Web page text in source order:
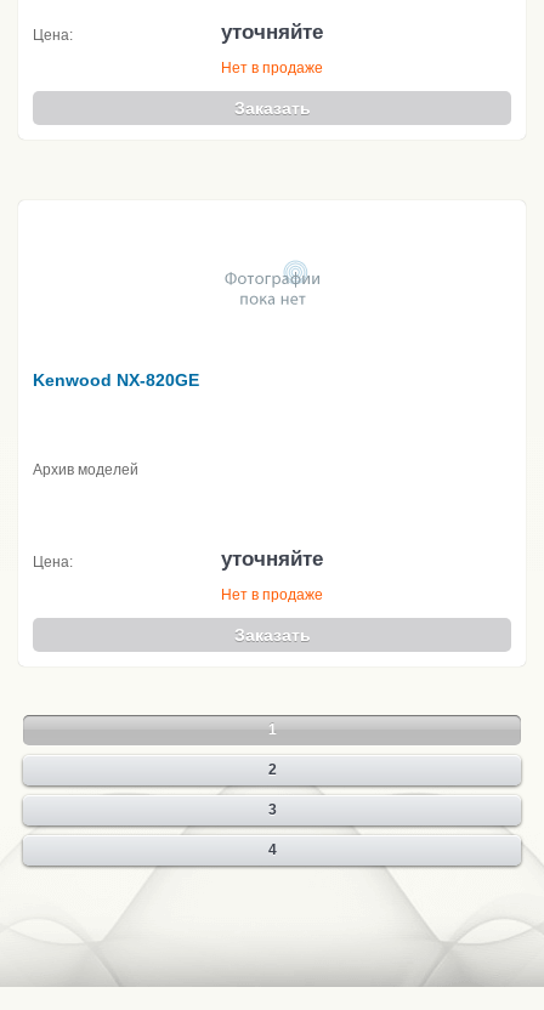
Цена: уточняйте
Нет в продаже
Заказать
Kenwood NX-820GE
Архив моделей
Цена: уточняйте
Нет в продаже
Заказать
1
2
3
4